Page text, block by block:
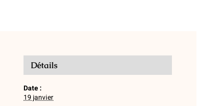
Détails
Date :
19 janvier